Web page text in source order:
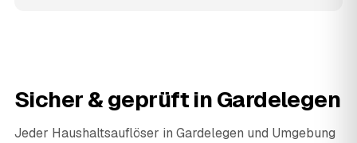
Sicher & geprüft in Gardelegen
Jeder Haushaltsauflöser in Gardelegen und Umgebung